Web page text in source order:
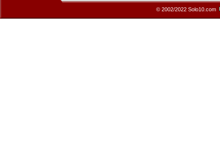
© 2002/2022 Solo10.com